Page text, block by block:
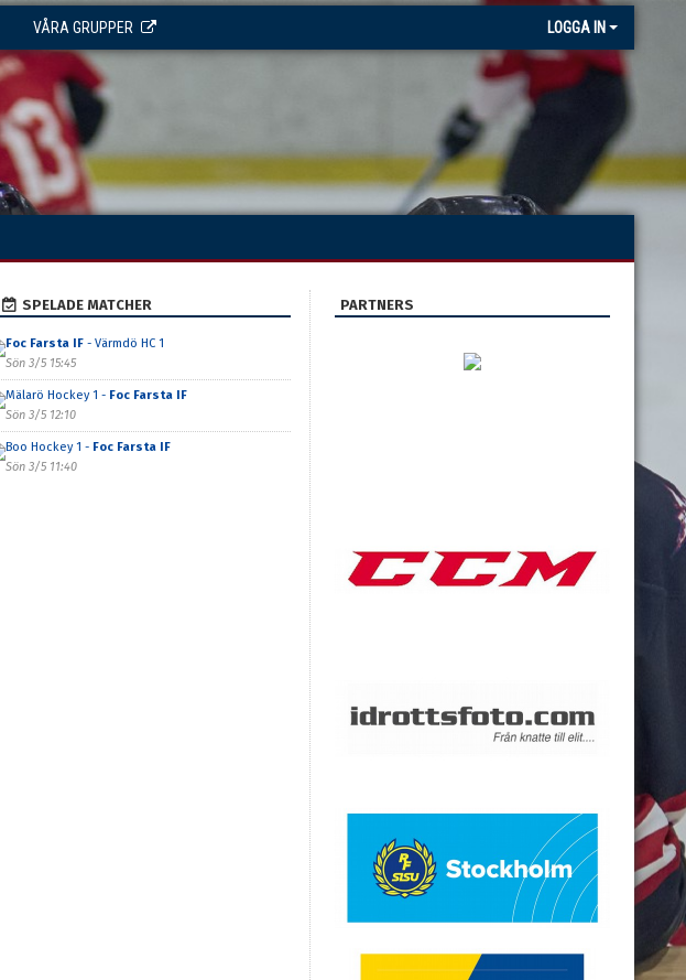
VÅRA GRUPPER LOGGA IN
SPELADE MATCHER
Foc Farsta IF- Värmdö HC 1
Sön 3/5 15:45
Mälarö Hockey 1 - Foc Farsta IF
Sön 3/5 12:10
Boo Hockey 1 - Foc Farsta IF
Sön 3/5 11:40
PARTNERS